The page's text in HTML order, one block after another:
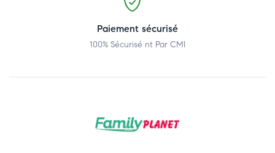
Paiement sécurisé
100% Sécurisé nt Par CMI